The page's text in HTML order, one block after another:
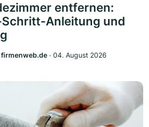
entfernen:
Anleitung und
firmenweb.de ‧ 04. August 2026